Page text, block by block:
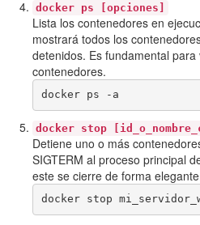
docker ps [opciones]
Lista los contenedores en
mostrará todos los
detenidos. Es fundamental
contenedores.
docker ps -a
docker stop
Detiene uno o más
SIGTERM al proceso principal
este se cierre de forma
docker stop